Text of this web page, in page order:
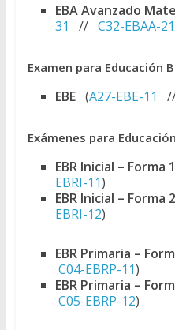
EBA Avanzado
31
// C32-EBAA-21
Examen para Educación
EBE(A27-EBE-11
Exámenes para
EBR Inicial – Forma 1
EBRI-11)
EBR Inicial – Forma 2
EBRI-12)
EBR Primaria –
C04-EBRP-11)
EBR Primaria –
C05-EBRP-12)